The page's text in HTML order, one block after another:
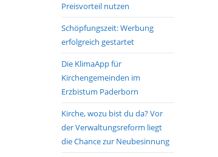
Preisvorteil nutzen
Schöpfungszeit: Werbung
erfolgreich gestartet
Die KlimaApp für
Kirchengemeinden im
Erzbistum Paderborn
Kirche, wozu bist du da? Vor
der Verwaltungsreform liegt
die Chance zur Neubesinnung